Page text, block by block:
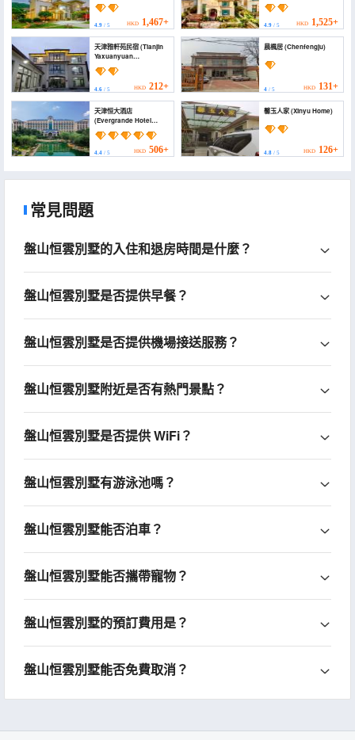
墅(天津盤山名勝風景區店)
(Tianjin Panxi Shanju
Holiday Villa)
4.9 / 5 HKD 1,467+
(Lanqi · Hidden
Mountain Resort Villa)
4.9/ 5 HKD 1,525+
天津雅軒苑民宿 (Tianjin
Yaxuanyuan
Homestay)
4.6 / 5 HKD 212+
晨楓居 (Chenfengju)
4/ 5 HKD 131+
天津恒大酒店
(Evergrande Hotel
Tianjin)
4.4 / 5 HKD 506+
馨玉人家 (Xinyu Home)
4.8/ 5 HKD 126+
常見問題
盤山恒雲別墅的入住和退房時間是什麼？
盤山恒雲別墅是否提供早餐？
盤山恒雲別墅是否提供機場接送服務？
盤山恒雲別墅附近是否有熱門景點？
盤山恒雲別墅是否提供 WiFi？
盤山恒雲別墅有游泳池嗎？
盤山恒雲別墅能否泊車？
盤山恒雲別墅能否攜帶寵物？
盤山恒雲別墅的預訂費用是？
盤山恒雲別墅能否免費取消？